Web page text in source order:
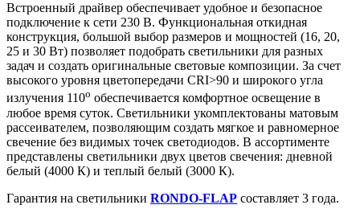
Встроенный драйвер обеспечивает удобное и безопасное
подключение к сети 230 В. Функциональная откидная
конструкция, большой выбор размеров и мощностей (16, 20,
25 и 30 Вт) позволяет подобрать светильники для разных
задач и создать оригинальные световые композиции. За счет
высокого уровня цветопередачи CRI>90 и широкого угла
излучения 110o обеспечивается комфортное освещение в
любое время суток. Светильники укомплектованы матовым
рассеивателем, позволяющим создать мягкое и равномерное
свечение без видимых точек светодиодов. В ассортименте
представлены светильники двух цветов свечения: дневной
белый (4000 К) и теплый белый (3000 К).
Гарантия на светильники RONDO-FLAP составляет 3 года.